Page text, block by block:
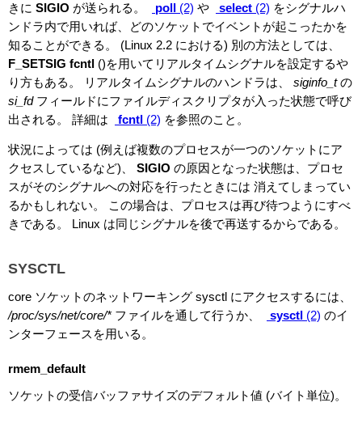
きに SIGIO が送られる。 poll (2) や select (2) をシグナルハ
ンドラ内で用いれば、どのソケットでイベントが起こったかを
知ることができる。 (Linux 2.2 における) 別の方法としては、
F_SETSIG fcntl ()を用いてリアルタイムシグナルを設定するや
り方もある。 リアルタイムシグナルのハンドラは、 siginfo_tの
si_fdフィールドにファイルディスクリプタが入った状態で呼び
出される。 詳細は
fcntl (2) を参照のこと。
状況によっては (例えば複数のプロセスが一つのソケットにア
クセスしているなど)、 SIGIO の原因となった状態は、プロセ
スがそのシグナルへの対応を行ったときには 消えてしまってい
るかもしれない。 この場合は、プロセスは再び待つようにすべ
きである。 Linux は同じシグナルを後で再送するからである。
SYSCTL
core ソケットのネットワーキング sysctl にアクセスするには、
/proc/sys/net/core/* ファイルを通して行うか、 sysctl (2) のイ
ンターフェースを用いる。
rmem_default
ソケットの受信バッファサイズのデフォルト値 (バイト単位)。